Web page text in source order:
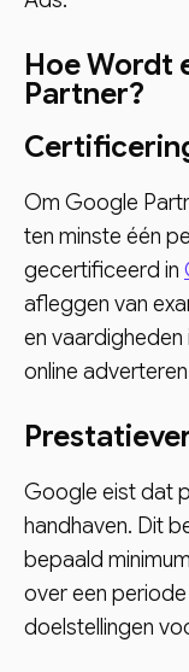
Hoe Wordt
Partner?
Om Google
ten minste één
gecertificeerd in
afleggen van
en vaardigheden
online
Google eist dat
handhaven. Dit
bepaald
over een
doelstellingen